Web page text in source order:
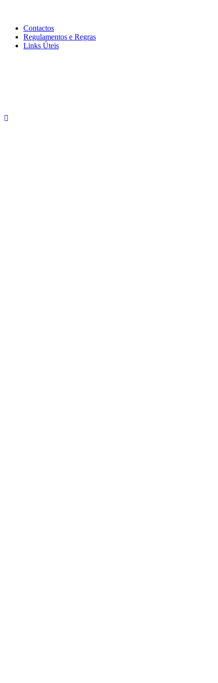
Contactos
Regulamentos e Regras
Links Úteis